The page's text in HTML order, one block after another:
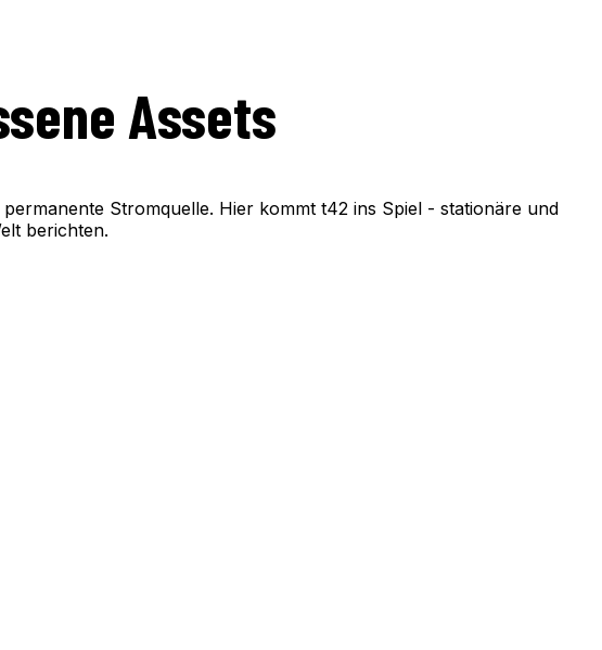
Assets
Stromquelle. Hier kommt t42 ins Spiel - stationäre und
berichten.